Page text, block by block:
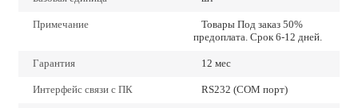
Примечание
Товары Под заказ 50%
предоплата. Срок 6-12 дней.
Гарантия 12 мес
Интерфейс связи с ПК RS232 (COM порт)